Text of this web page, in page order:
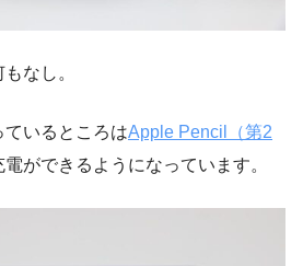
なし。
いるところはApple Pencil（第2
ができるようになっています。